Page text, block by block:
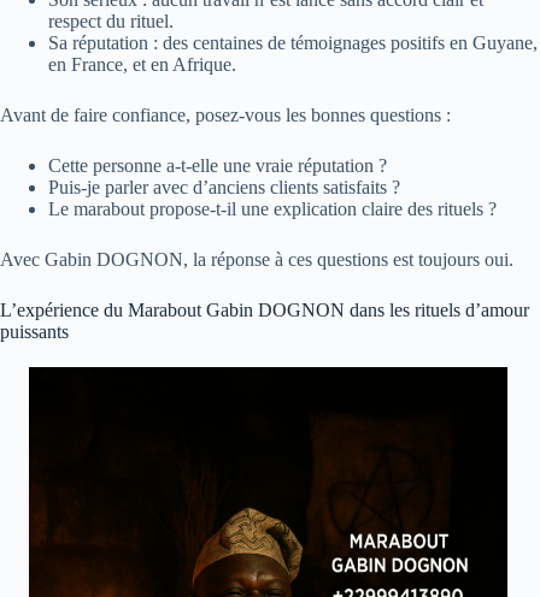
respect du rituel.
Sa réputation : des centaines de témoignages positifs en Guyane,
en France, et en Afrique.
Avant de faire confiance, posez-vous les bonnes questions :
Cette personne a-t-elle une vraie réputation ?
Puis-je parler avec d’anciens clients satisfaits ?
Le marabout propose-t-il une explication claire des rituels ?
Avec Gabin DOGNON, la réponse à ces questions est toujours oui.
L’expérience du Marabout Gabin DOGNON dans les rituels d’amour
puissants